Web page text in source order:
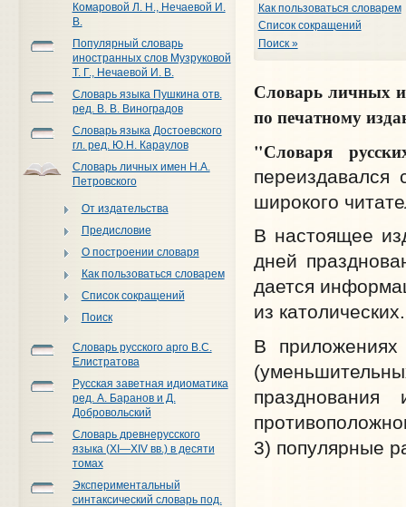
Комаровой Л. Н., Нечаевой И.
В.
Популярный словарь
иностранных слов Музруковой
Т. Г., Нечаевой И. В.
Словарь языка Пушкина отв.
ред. В. В. Виноградов
Словарь языка Достоевского
гл. ред. Ю.Н. Караулов
Словарь личных имен Н.А.
Петровского
От издательства
Предисловие
О построении словаря
Как пользоваться словарем
Список сокращений
Поиск
Словарь русского арго В.С.
Елистратова
Русская заветная идиоматика
ред. А. Баранов и Д.
Добровольский
Словарь древнерусского
языка (XI—XIV вв.) в десяти
томах
Экспериментальный
синтаксический словарь под.
Как пользоваться словарем
Список сокращений
Поиск »
Словарь личных
по печатному
"Словаря
переиздавался
широкого
В настоящее
дней
дается
из католических.
В
3) популярные